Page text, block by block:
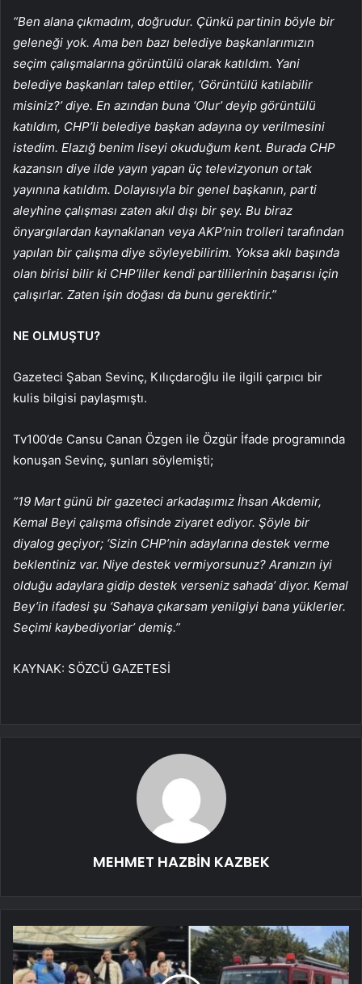
“Ben alana çıkmadım, doğrudur. Çünkü partinin böyle bir
geleneği yok. Ama ben bazı belediye başkanlarımızın
seçim çalışmalarına görüntülü olarak katıldım. Yani
belediye başkanları talep ettiler, ‘Görüntülü katılabilir
misiniz?’ diye. En azından buna ‘Olur’ deyip görüntülü
katıldım, CHP’li belediye başkan adayına oy verilmesini
istedim. Elazığ benim liseyi okuduğum kent. Burada CHP
kazansın diye ilde yayın yapan üç televizyonun ortak
yayınına katıldım. Dolayısıyla bir genel başkanın, parti
aleyhine çalışması zaten akıl dışı bir şey. Bu biraz
önyargılardan kaynaklanan veya AKP’nin trolleri tarafından
yapılan bir çalışma diye söyleyebilirim. Yoksa aklı başında
olan birisi bilir ki CHP’liler kendi partililerinin başarısı için
çalışırlar. Zaten işin doğası da bunu gerektirir.”
NE OLMUŞTU?
Gazeteci Şaban Sevinç, Kılıçdaroğlu ile ilgili çarpıcı bir
kulis bilgisi paylaşmıştı.
Tv100’de Cansu Canan Özgen ile Özgür İfade programında
konuşan Sevinç, şunları söylemişti;
“19 Mart günü bir gazeteci arkadaşımız İhsan Akdemir,
Kemal Beyi çalışma ofisinde ziyaret ediyor. Şöyle bir
diyalog geçiyor; ‘Sizin CHP’nin adaylarına destek verme
beklentiniz var. Niye destek vermiyorsunuz? Aranızın iyi
olduğu adaylara gidip destek verseniz sahada’ diyor. Kemal
Bey’in ifadesi şu ‘Sahaya çıkarsam yenilgiyi bana yüklerler.
Seçimi kaybediyorlar’ demiş.”
KAYNAK: SÖZCÜ GAZETESİ
MEHMET HAZBİN KAZBEK